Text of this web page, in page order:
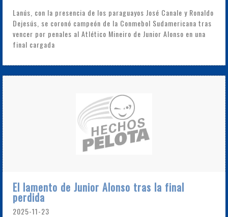
Lanús, con la presencia de los paraguayos José Canale y Ronaldo
Dejesús, se coronó campeón de la Conmebol Sudamericana tras
vencer por penales al Atlético Mineiro de Junior Alonso en una
final cargada
El lamento de Junior Alonso tras la final
perdida
2025-11-23